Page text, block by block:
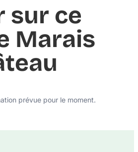
sur ce
Marais
prévue pour le moment.